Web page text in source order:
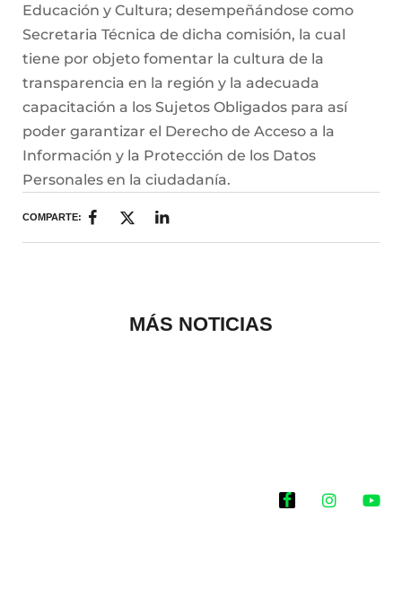
Educación y Cultura; desempeñándose como
Secretaria Técnica de dicha comisión, la cual
tiene por objeto fomentar la cultura de la
transparencia en la región y la adecuada
capacitación a los Sujetos Obligados para así
poder garantizar el Derecho de Acceso a la
Información y la Protección de los Datos
Personales en la ciudadanía.
COMPARTE:
MÁS NOTICIAS